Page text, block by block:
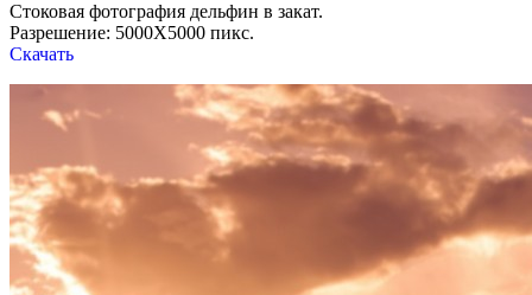
Стоковая фотография дельфин в закат.
Разрешение: 5000Х5000 пикс.
Скачать